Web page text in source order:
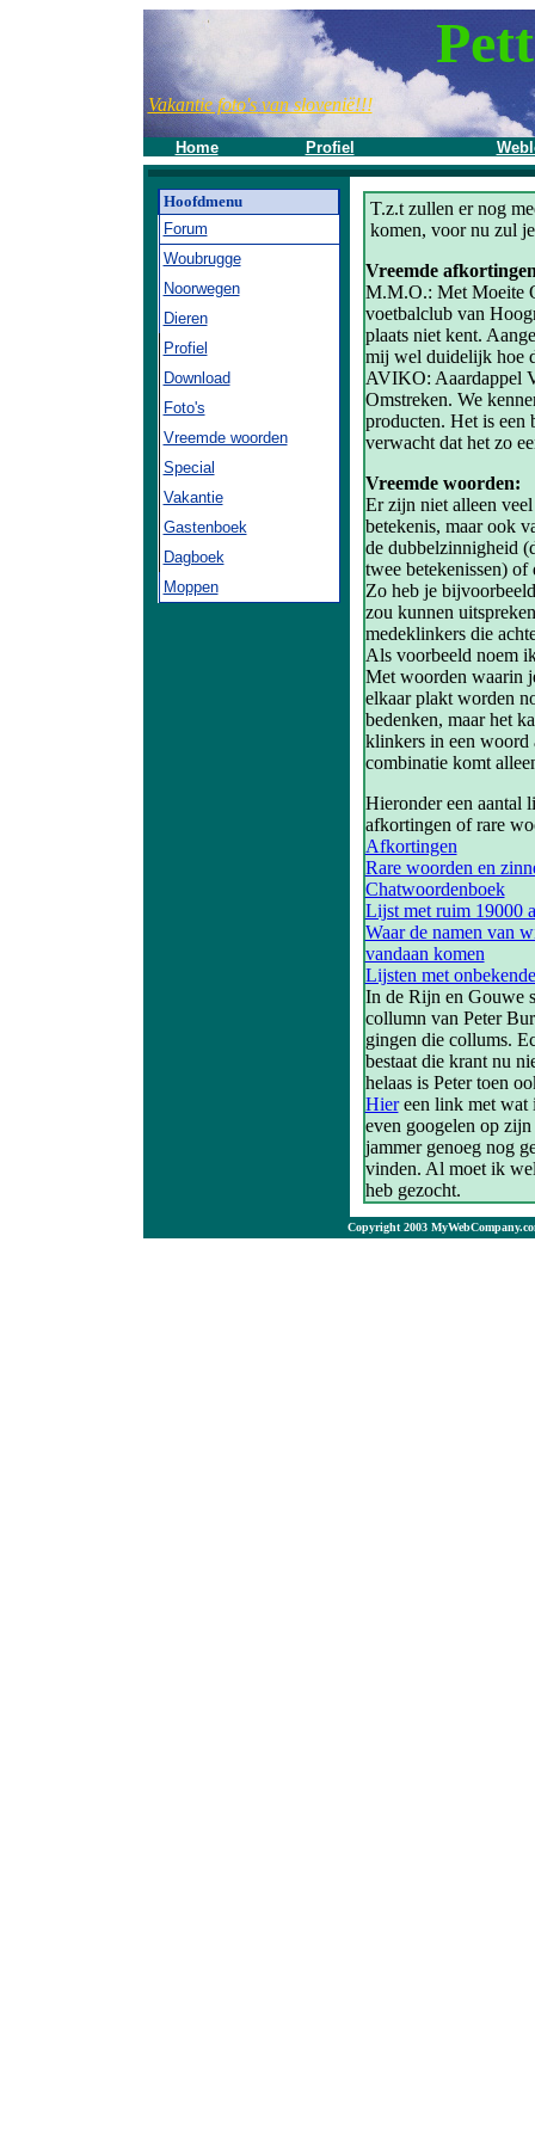
Vakantie foto's van slovenië!!!
Home Profiel
Hoofdmenu
Forum
Woubrugge
Noorwegen
Dieren
Profiel
Download
Foto's
Vreemde woorden
Special
Vakantie
Gastenboek
Dagboek
Moppen
T.z.t zullen er nog
komen, voor nu zul
Vreemde
M.M.O.: Met Moeite
voetbalclub van
plaats niet kent.
mij wel duidelijk hoe
AVIKO: Aaardappel
Omstreken. We
producten. Het is een
verwacht dat het zo
Vreemde woorden:
Er zijn niet alleen
betekenis, maar ook
de dubbelzinnigheid
twee betekenissen)
Zo heb je
zou kunnen
medeklinkers die
Als voorbeeld noem
Met woorden waarin
elkaar plakt worden
bedenken, maar het
klinkers in een woord
combinatie komt
Hieronder een aantal
afkortingen of rare
Afkortingen
Rare woorden en
Chatwoordenboek
Lijst met ruim 19000
Waar de namen van
vandaan komen
Lijsten met
In de Rijn en Gouwe
collumn van Peter
gingen die collums.
bestaat die krant nu
helaas is Peter toen
Hiereen link met wat
even googelen op
jammer genoeg nog
vinden. Al moet ik
heb gezocht.
Copyright 2003